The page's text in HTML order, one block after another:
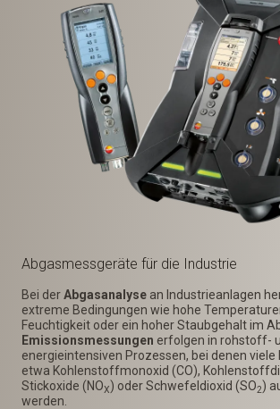
Abgas­messgeräte für die Industrie
Bei derAbgasanalyse an Industrieanlagen
extreme Bedingungen wie hohe
Feuchtigkeit oder ein hoher Staubgehalt im
Emissionsmessungen erfolgen in rohstoff-
energieintensiven Prozessen, bei denen viele
etwa Kohlenstoffmonoxid (CO),
Stickoxide (NOX) oder Schwefeldioxid (SO2)
werden.